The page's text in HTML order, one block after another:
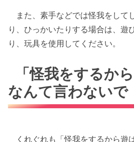
また、素手などでは怪我をして
り、ひっかいたりする場合は、遊
り、玩具を使用してください。
「怪我をするか
なんて言わないで
くれぐれも「怪我をするから遊